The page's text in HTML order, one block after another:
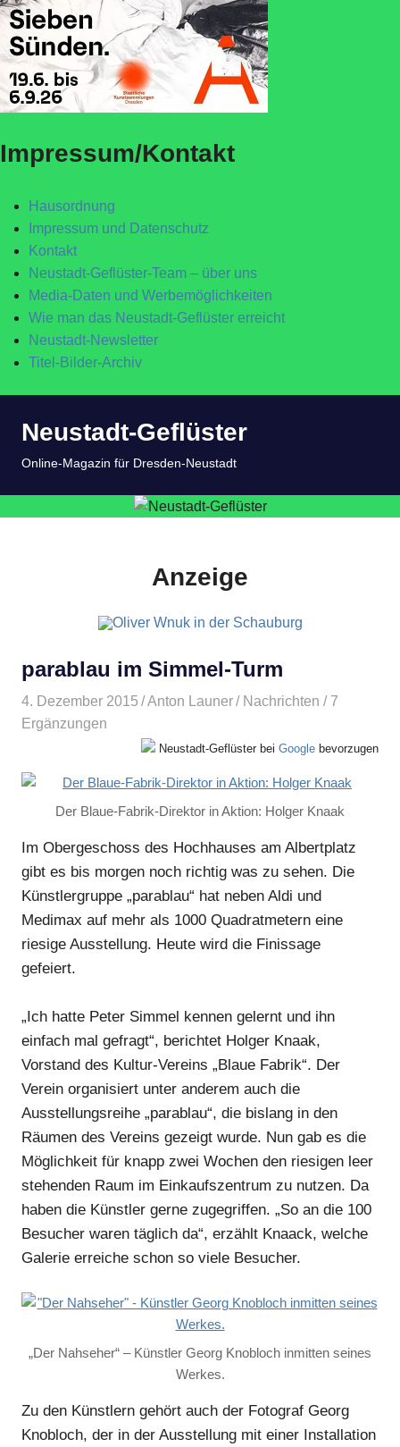
Impressum/Kontakt
Hausordnung
Impressum und Datenschutz
Kontakt
Neustadt-Geflüster-Team – über uns
Media-Daten und Werbemöglichkeiten
Wie man das Neustadt-Geflüster erreicht
Neustadt-Newsletter
Titel-Bilder-Archiv
InhaltNeustadt-Geflüster
Online-Magazin für Dresden-Neustadt
Anzeige
parablau im Simmel-Turm
4. Dezember 2015 Anton Launer Nachrichten / 7
Ergänzungen
Neustadt-Geflüster bei Google bevorzugen
Der Blaue-Fabrik-Direktor in Aktion: Holger Knaak
Im Obergeschoss des Hochhauses am Albertplatz
gibt es bis morgen noch richtig was zu sehen. Die
Künstlergruppe „parablau“ hat neben Aldi und
Medimax auf mehr als 1000 Quadratmetern eine
riesige Ausstellung. Heute wird die Finissage
gefeiert.
„Ich hatte Peter Simmel kennen gelernt und ihn
einfach mal gefragt“, berichtet Holger Knaak,
Vorstand des Kultur-Vereins „Blaue Fabrik“. Der
Verein organisiert unter anderem auch die
Ausstellungsreihe „parablau“, die bislang in den
Räumen des Vereins gezeigt wurde. Nun gab es die
Möglichkeit für knapp zwei Wochen den riesigen leer
stehenden Raum im Einkaufszentrum zu nutzen. Da
haben die Künstler gerne zugegriffen. „So an die 100
Besucher waren täglich da“, erzählt Knaack, welche
Galerie erreiche schon so viele Besucher.
„Der Nahseher“ – Künstler Georg Knobloch inmitten seines
Werkes.
Zu den Künstlern gehört auch der Fotograf Georg
Knobloch, der in der Ausstellung mit einer Installation